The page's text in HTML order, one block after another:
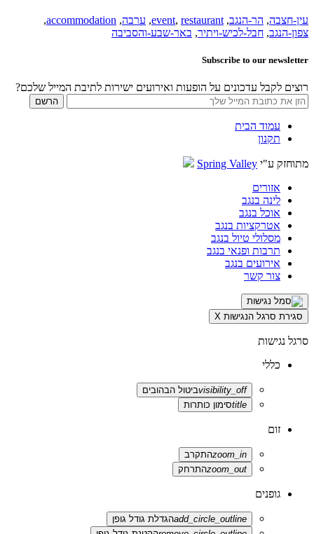
עין-חצבה, הר-הנגב,
event, restaurant
, ערבה,
accommodation
,
צפון-הנגב, חבל-לכיש-ויתיר, באר-שבע-והסביבה
Subscribe to our newsletter
רוצים לקבל עדכונים על הופעות ואירועים ישירות לתיבת המייל שלכם?
עמוד הבית
תקנון
מתוחזק ע"י Spring Valley
אזורים
לינה בנגב
אוכל בנגב
אטרקציות בנגב
מסלולי טיול בנגב
תרבות ופנאי בנגב
אירועים בנגב
צור קשר
סגירת סרגל הנגישות X
סרגל נגישות
כללי
visibility_offביטול הבהובים
titleסימון כותרות
זום
zoom_inהתקרב
zoom_outהתרחק
גופנים
add_circle_outlineהגדלת גודל גופן